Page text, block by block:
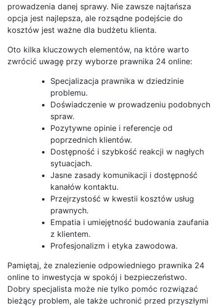
prowadzenia danej sprawy. Nie zawsze najtańsza
opcja jest najlepsza, ale rozsądne podejście do
kosztów jest ważne dla budżetu klienta.
Oto kilka kluczowych elementów, na które warto
zwrócić uwagę przy wyborze prawnika 24 online:
Specjalizacja prawnika w dziedzinie
problemu.
Doświadczenie w prowadzeniu podobnych
spraw.
Pozytywne opinie i referencje od
poprzednich klientów.
Dostępność i szybkość reakcji w nagłych
sytuacjach.
Jasne zasady komunikacji i dostępność
kanałów kontaktu.
Przejrzystość w kwestii kosztów usług
prawnych.
Empatia i umiejętność budowania zaufania
z klientem.
Profesjonalizm i etyka zawodowa.
Pamiętaj, że znalezienie odpowiedniego prawnika 24
online to inwestycja w spokój i bezpieczeństwo.
Dobry specjalista może nie tylko pomóc rozwiązać
bieżący problem, ale także uchronić przed przyszłymi